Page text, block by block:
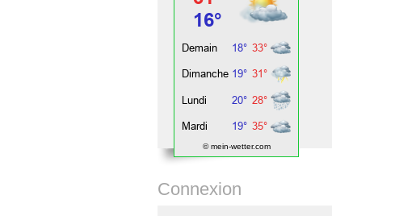
© mein-wetter.com
Connexion